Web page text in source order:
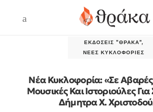
ΕΚΔΌΣΕΙΣ "ΘΡΆΚΑ",
ΝΈΕΣ ΚΥΚΛΟΦΟΡΊΕΣ
Νέα Κυκλοφορία: «Σε
Μουσικές Και Ιστοριούλες
Δήμητρα Χ.